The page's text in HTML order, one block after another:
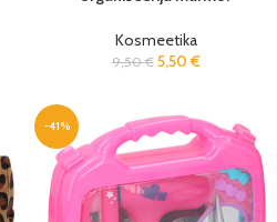
Kosmeetika
9,50€ 5,50 €
-41%